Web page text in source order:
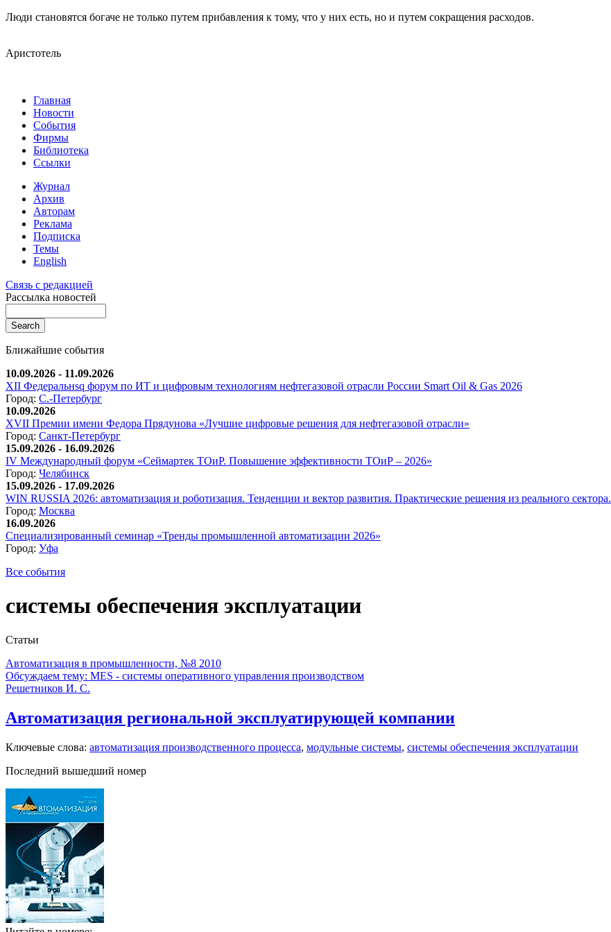
Люди становятся богаче не только путем прибавления к тому, что у них есть, но и путем сокращения расходов.
Аристотель
Главная
Новости
События
Фирмы
Библиотека
Ссылки
Журнал
Архив
Авторам
Реклама
Подписка
Темы
English
Связь с редакцией
Рассылка новостей
Ближайшие события
10.09.2026 - 11.09.2026
XII Федеральнsq форум по ИТ и цифровым технологиям нефтегазовой отрасли России Smart Oil & Gas 2026
Город: С.-Петербург
10.09.2026
XVII Премии имени Федора Прядунова «Лучшие цифровые решения для нефтегазовой отрасли»
Город: Санкт-Петербург
15.09.2026 - 16.09.2026
IV Международный форум «Сеймартек ТОиР. Повышение эффективности ТОиР – 2026»
Город: Челябинск
15.09.2026 - 17.09.2026
WIN RUSSIA 2026: автоматизация и роботизация. Тенденции и вектор развития. Практические решения из реального сектора.
Город: Москва
16.09.2026
Специализированный семинар «Тренды промышленной автоматизации 2026»
Город: Уфа
Все события
системы обеспечения эксплуатации
Статьи
Автоматизация в промышленности, №8 2010
Обсуждаем тему: MES - системы оперативного управления производством
Решетников И. С.
Автоматизация региональной эксплуатирующей компании
Ключевые слова: автоматизация производственного процесса, модульные системы, системы обеспечения эксплуатации
Последний вышедший номер